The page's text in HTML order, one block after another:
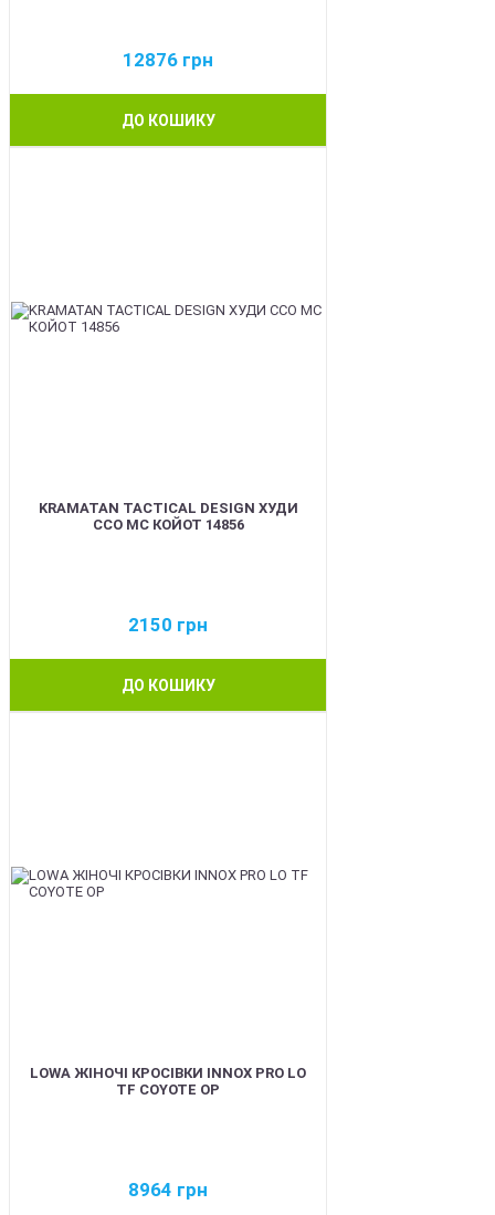
12876 грн
ДО КОШИКУ
KRAMATAN TACTICAL DESIGN ХУДИ
ССО МС КОЙОТ 14856
2150 грн
ДО КОШИКУ
LOWA ЖІНОЧІ КРОСІВКИ INNOX PRO LO
TF COYOTE OP
8964 грн